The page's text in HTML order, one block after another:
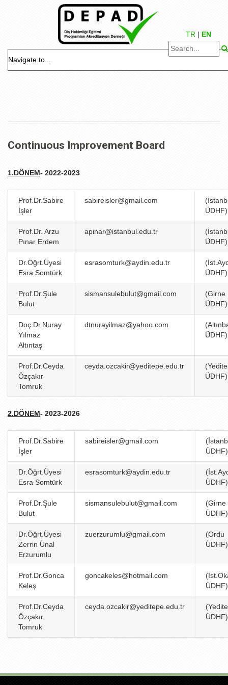
TR | EN
Continuous Improvement Board
1.DÖNEM- 2022-2023
Prof.Dr.Sabire
İşler
sabireisler@gmail.com
ÜDHF)
Prof.Dr. Arzu
Pınar Erdem
apinar@istanbul.edu.tr
ÜDHF)
Dr.Öğrt.Üyesi
Esra Somtürk
esrasomturk@aydin.edu.tr
ÜDHF)
Prof.Dr.Şule
Bulut
sismansulebulut@gmail.com
(Girne
ÜDHF)
Doç.Dr.Nuray
Yılmaz
Altıntaş
dtnurayilmaz@yahoo.com
ÜDHF)
Prof.Dr.Ceyda
Özçakır
Tomruk
ceyda.ozcakir@yeditepe.edu.tr
ÜDHF)
2.DÖNEM- 2023-2026
Prof.Dr.Sabire
İşler
sabireisler@gmail.com
ÜDHF)
Dr.Öğrt.Üyesi
Esra Somtürk
esrasomturk@aydin.edu.tr
ÜDHF)
Prof.Dr.Şule
Bulut
sismansulebulut@gmail.com
(Girne
ÜDHF)
Dr.Öğrt.Üyesi
Zerrin Ünal
Erzurumlu
zuerzurumlu@gmail.com
(Ordu
ÜDHF)
Prof.Dr.Gonca
Keleş
goncakeles@hotmail.com
ÜDHF)
Prof.Dr.Ceyda
Özçakır
Tomruk
ceyda.ozcakir@yeditepe.edu.tr
ÜDHF)